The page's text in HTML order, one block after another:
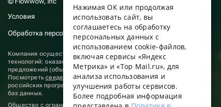
Условия
Обработка персональных данных
Компания осуществляет деятельность в области информационных
технологий: оказание услуг в сети “Интернет” по размещению
предложений (объявлений) продавцов о реализации товаров.
Посмотретьсведения о программах, включенных в реестр
российских программ для электронных вычислительных машин и
баз данных.
Общество с ограниченной ответственностью «ФЛАУВАУ»
ENGLISH
UKRAINIAN
PORTUGUESE
Нажимая ОК или продолжая
использовать сайт, вы
соглашаетесь на обработку
персональных данных с
использованием cookie-файлов,
включая сервисы «Яндекс
Метрика» и «Top Mail.ru», для
анализа использования и
улучшения работы сервисов.
Более подробная информация